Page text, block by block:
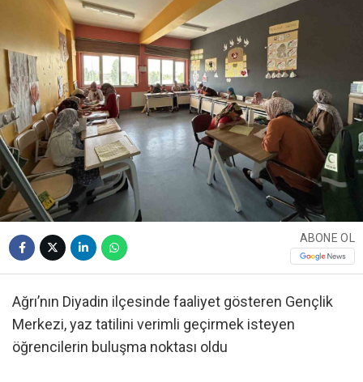
ABONE OL
Ağrı’nın Diyadin ilçesinde faaliyet gösteren Gençlik
Merkezi, yaz tatilini verimli geçirmek isteyen
öğrencilerin buluşma noktası oldu